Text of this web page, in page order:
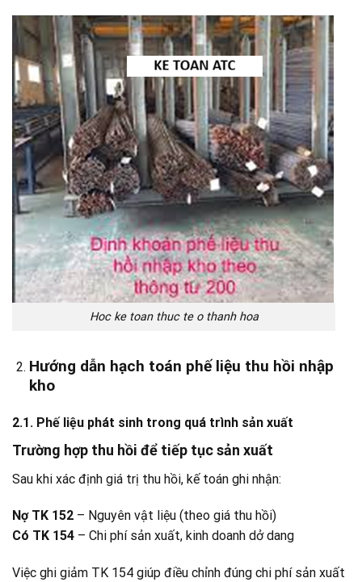
Hoc ke toan thuc te o thanh hoa
Hướng dẫn hạch toán phế liệu thu hồi nhập
kho
2.1. Phế liệu phát sinh trong quá trình sản xuất
Trường hợp thu hồi để tiếp tục sản xuất
Sau khi xác định giá trị thu hồi, kế toán ghi nhận:
Nợ TK 152 – Nguyên vật liệu (theo giá thu hồi)
Có TK 154 – Chi phí sản xuất, kinh doanh dở dang
Việc ghi giảm TK 154 giúp điều chỉnh đúng chi phí sản xuất